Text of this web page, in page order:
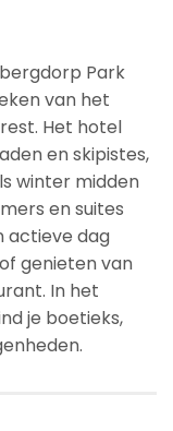
Park
van het
Het hotel
en skipistes,
winter midden
en suites
actieve dag
genieten van
In het
je boetieks,